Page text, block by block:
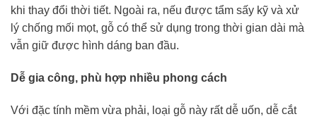
khi thay đổi thời tiết. Ngoài ra, nếu được tẩm sấy kỹ và xử
lý chống mối mọt, gỗ có thể sử dụng trong thời gian dài mà
vẫn giữ được hình dáng ban đầu.
Dễ gia công, phù hợp nhiều phong cách
Với đặc tính mềm vừa phải, loại gỗ này rất dễ uốn, dễ cắt